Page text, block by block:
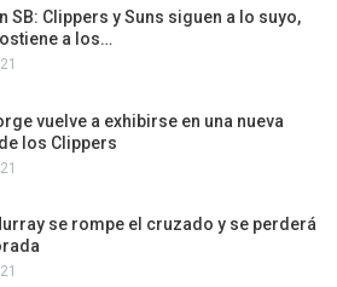
SB: Clippers y Suns siguen a lo suyo,
a los…
vuelve a exhibirse en una nueva
los Clippers
se rompe el cruzado y se perderá